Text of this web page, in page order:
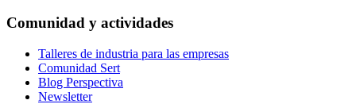
Comunidad y actividades
Talleres de industria para las empresas
Comunidad Sert
Blog Perspectiva
Newsletter